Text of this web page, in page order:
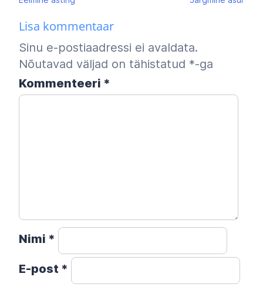
Lisa kommentaar
Sinu e-postiaadressi ei avaldata.
Nõutavad väljad on tähistatud *-ga
Kommenteeri *
Nimi *
E-post *